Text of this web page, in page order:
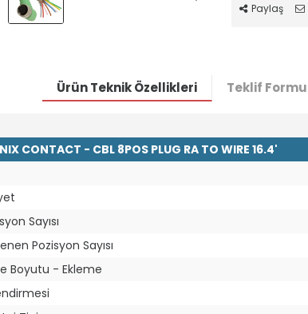
Paylaş
Ürün Teknik Özellikleri Teklif Formu
CONTACT - CBL 8POS PLUG RA TO WIRE 16.4'
Sayısı
Pozisyon Sayısı
Boyutu - Ekleme